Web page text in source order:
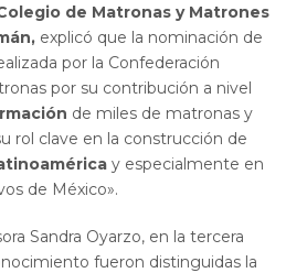
de Matronas y Matrones
explicó que la nominación de
por la Confederación
por su contribución a nivel
de miles de matronas y
rol clave en la construcción de
y especialmente en
de México».
Sandra Oyarzo, en la tercera
fueron distinguidas la